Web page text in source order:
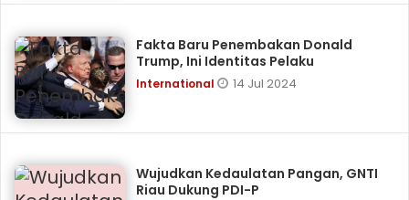
Fakta Baru Penembakan Donald
Trump, Ini Identitas Pelaku
International 14 Jul 2024
Wujudkan Kedaulatan Pangan, GNTI
Riau Dukung PDI-P